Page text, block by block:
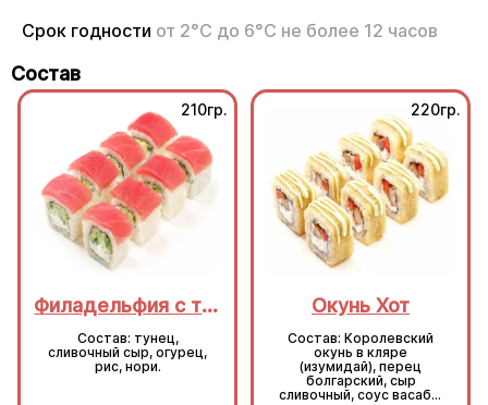
Срок годности от 2°С до 6°С не более 12 часов
Состав
210гр.
Филадельфия с тунцом
Состав: тунец,
сливочный сыр, огурец,
рис, нори.
220гр.
Окунь Хот
Состав: Королевский
окунь в кляре
(изумидай), перец
болгарский, сыр
сливочный, соус васаби,